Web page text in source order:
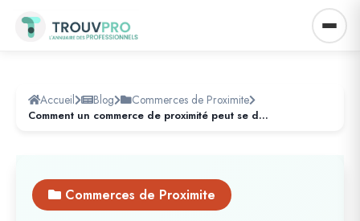
Accueil Blog Commerces de Proximite
Comment un commerce de proximité peut se démarquer face aux grandes enseignes
Commerces de Proximite